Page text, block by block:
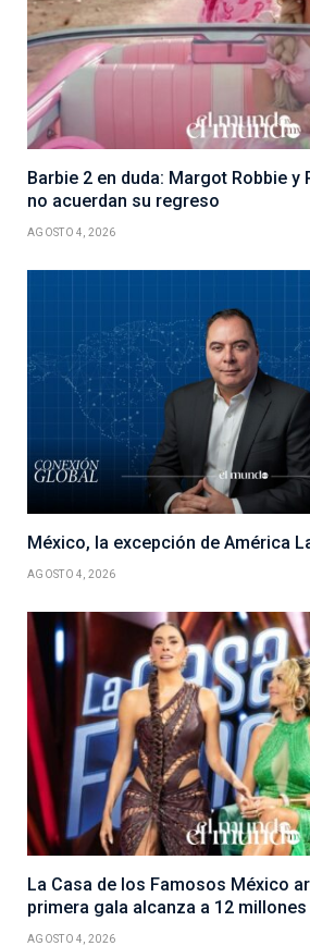
Barbie 2 en duda: Margot Robbie y
no acuerdan su regreso
AGOSTO 4, 2026
México, la excepción de América
AGOSTO 4, 2026
La Casa de los Famosos México
primera gala alcanza a 12
AGOSTO 4, 2026